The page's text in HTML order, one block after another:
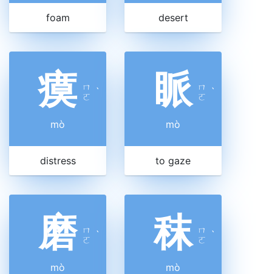
foam desert
瘼 ㄇ
ㄛ ˋ
mò
distress
眽 ㄇ
ㄛ ˋ
mò
to gaze
磨 ㄇ
ㄛ ˋ
mò
秣 ㄇ
ㄛ ˋ
mò